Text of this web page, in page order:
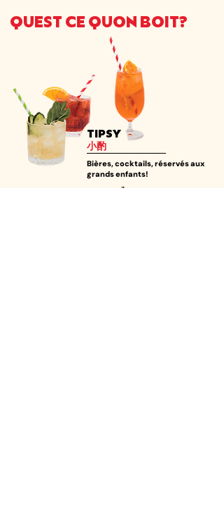
QUEST CE QUON BOIT?
TIPSY
小酌
Bières, cocktails, réservés aux
grands enfants!